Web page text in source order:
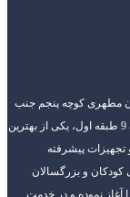
مطهری کوچه پنجم جنب
داروخانه دکتر حاتمی (روبروی ساختمان پزشکان پاستور) پلاک 9 طبقه اول، یکی از بهترین
پیشرفته
کودکان و بزرگسالان